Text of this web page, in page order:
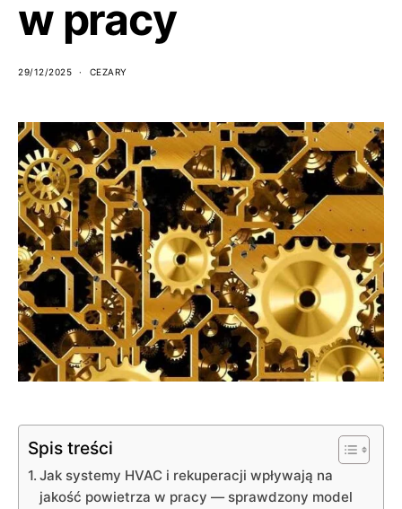
w pracy
29/12/2025 CEZARY
Spis treści
Jak systemy HVAC i rekuperacji wpływają na
jakość powietrza w pracy — sprawdzony model